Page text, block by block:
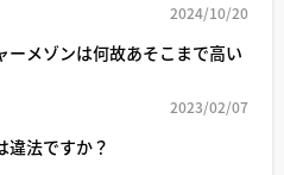
2024/10/20
ーメゾンは何故あそこまで高い
2023/02/07
違法ですか？